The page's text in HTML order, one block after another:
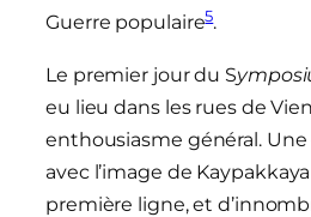
Guerre populaire5.
Le premier jour du S
eu lieu dans les rues de
enthousiasme général.
avec l’image de
première ligne, et